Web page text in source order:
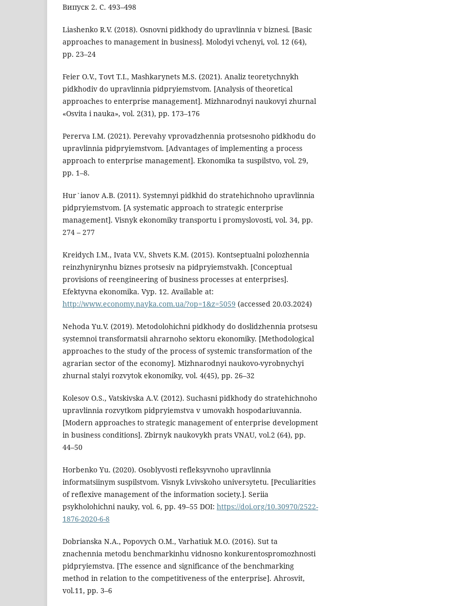
Випуск 2. С. 493–498
Liashenko R.V. (2018). Osnovni pidkhody do upravlinnia v biznesi. [Basic
approaches to management in business]. Molodyi vchenyi, vol. 12 (64),
рр. 23–24
Feier O.V., Tovt T.I., Mashkarynets M.S. (2021). Analiz teoretychnykh
pidkhodiv do upravlinnia pidpryiemstvom. [Analysis of theoretical
approaches to enterprise management]. Mizhnarodnyi naukovyi zhurnal
«Osvita i nauka», vol. 2(31), рр. 173–176
Pererva I.M. (2021). Perevahy vprovadzhennia protsesnoho pidkhodu do
upravlinnia pidpryiemstvom. [Advantages of implementing a process
approach to enterprise management]. Ekonomika ta suspilstvo, vol. 29,
рр. 1–8.
Hur`ianov A.B. (2011). Systemnyi pidkhid do stratehichnoho upravlinnia
pidpryiemstvom. [A systematic approach to strategic enterprise
management]. Visnyk ekonomiky transportu i promyslovosti, vol. 34, рр.
274 – 277
Kreidych I.M., Ivata V.V., Shvets K.M. (2015). Kontseptualni polozhennia
reinzhynirynhu biznes protsesiv na pidpryiemstvakh. [Conceptual
provisions of reengineering of business processes at enterprises].
Efektyvna ekonomika. Vyp. 12. Available at:
http://www.economy.nayka.com.ua/?op=1&z=5059 (accessed 20.03.2024)
Nehoda Yu.V. (2019). Metodolohichni pidkhody do doslidzhennia protsesu
systemnoi transformatsii ahrarnoho sektoru ekonomiky. [Methodological
approaches to the study of the process of systemic transformation of the
agrarian sector of the economy]. Mizhnarodnyi naukovo-vyrobnychyi
zhurnal stalyi rozvytok ekonomiky, vol. 4(45), рр. 26–32
Kolesov O.S., Vatskivska A.V. (2012). Suchasni pidkhody do stratehichnoho
upravlinnia rozvytkom pidpryiemstva v umovakh hospodariuvannia.
[Modern approaches to strategic management of enterprise development
in business conditions]. Zbirnyk naukovykh prats VNAU, vol.2 (64), рр.
44–50
Horbenko Yu. (2020). Osoblyvosti refleksyvnoho upravlinnia
informatsiinym suspilstvom. Visnyk Lvivskoho universytetu. [Peculiarities
of reflexive management of the information society.]. Seriia
psykholohichni nauky, vol. 6, рр. 49–55 DOI: https://doi.org/10.30970/2522-
1876-2020-6-8
Dobrianska N.A., Popovych O.M., Varhatiuk M.O. (2016). Sut ta
znachennia metodu benchmarkinhu vidnosno konkurentospromozhnosti
pidpryiemstva. [The essence and significance of the benchmarking
method in relation to the competitiveness of the enterprise]. Ahrosvit,
vol.11, рр. 3–6